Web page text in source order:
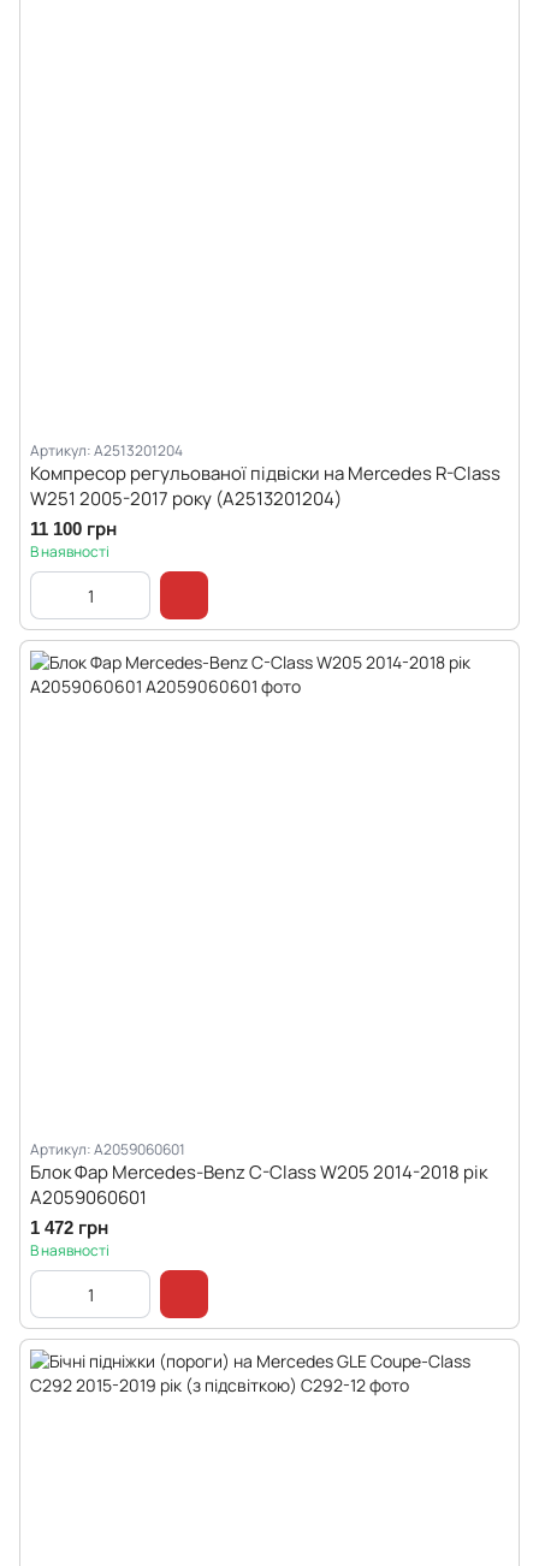
Артикул: A2513201204
Компресор регульованої підвіски на Mercedes R-Class
W251 2005-2017 року (A2513201204)
11 100 грн
В наявності
Артикул: A2059060601
Блок Фар Mercedes-Benz C-Class W205 2014-2018 рік
A2059060601
1 472 грн
В наявності